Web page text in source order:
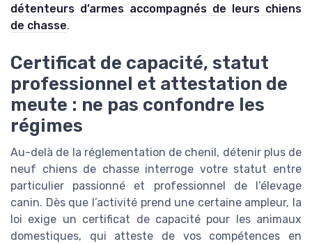
détenteurs d’armes accompagnés de leurs chiens
de chasse.
Certificat de capacité, statut
professionnel et attestation de
meute : ne pas confondre les
régimes
Au-delà de la réglementation de chenil, détenir plus de
neuf chiens de chasse interroge votre statut entre
particulier passionné et professionnel de l’élevage
canin. Dès que l’activité prend une certaine ampleur, la
loi exige un certificat de capacité pour les animaux
domestiques, qui atteste de vos compétences en